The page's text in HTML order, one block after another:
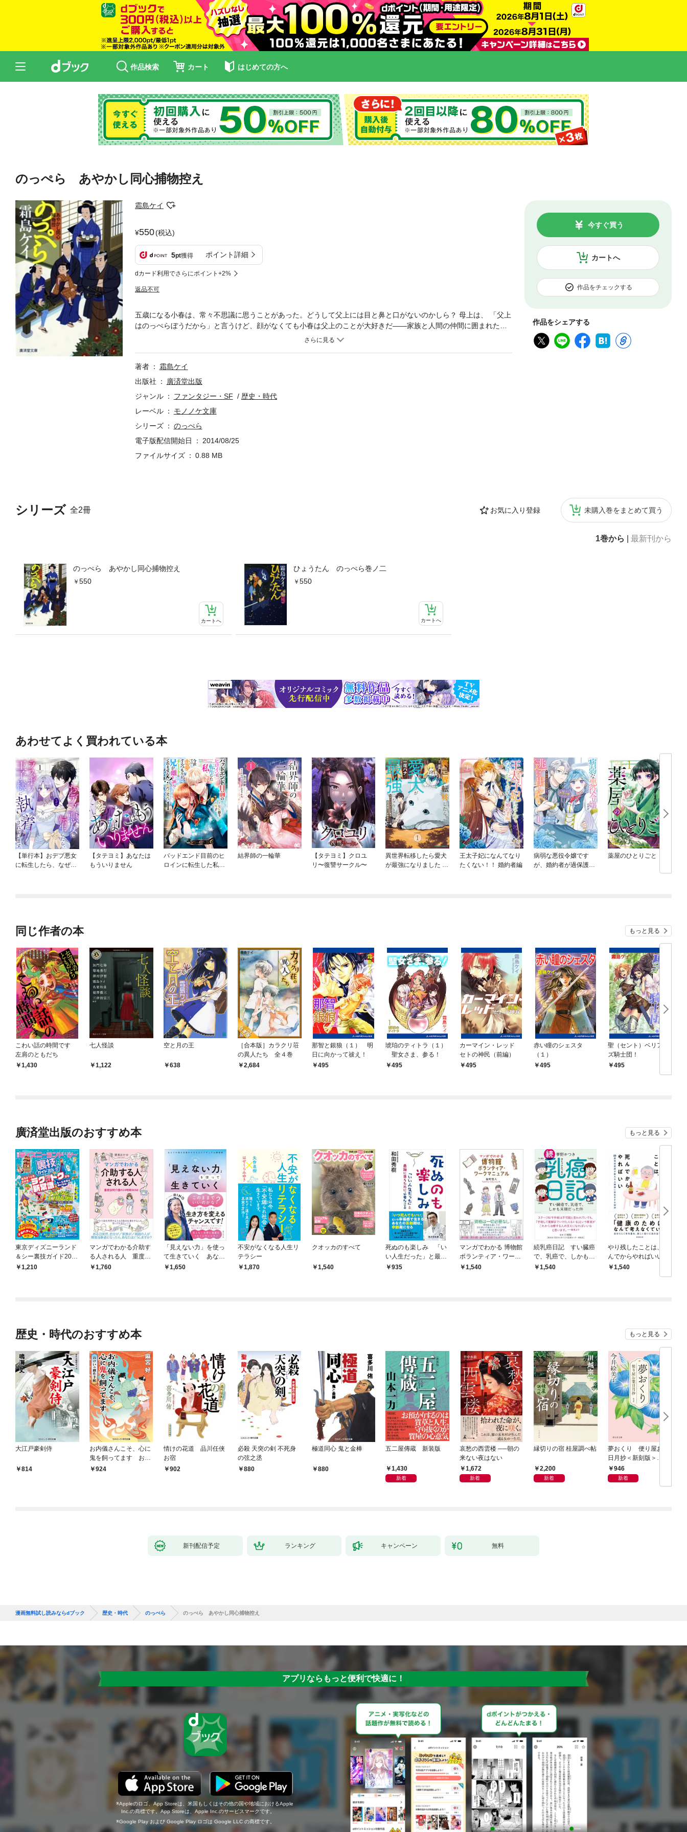
作品検索 カート はじめての方へ
のっぺら あやかし同心捕物控え
霜島ケイ
550(税込)
5pt獲得 ポイント詳細
dカード利用でさらにポイント+2%
返品不可
カートへ
今すぐ買う
作品をチェックする
作品をシェアする
シリーズ 全2冊 お気に入り登録 未購入巻をまとめて買う
1巻から 最新刊から
のっぺら あやかし同心捕物控え
550
カートへ
ひょうたん のっぺら巻ノ二
550
カートへ
五歳になる小春は、常々不思議に思うことがあった。どうして父上には目と鼻と口がないのかしら？ 母上は、 「父上
はのっぺらぼうだから」と言うけど、顔がなくても小春は父上のことが大好きだ——家族と人間の仲間に囲まれた心
優しいのっぺらぼう千太郎が、鋭い勘と特殊な能力で巷の事件を解決する、妖怪捕物帖！
著者
霜島ケイ
出版社
廣済堂出版
ジャンル
ファンタジー・SF
歴史・時代
レーベル
モノノケ文庫
シリーズ
のっぺら
電子版配信開始日
2014/08/25
ファイルサイズ
0.88 MB
あわせてよく買われている本
【単行本】おデブ悪女
に転生したら、なぜか
【タテヨミ】あなたは
もういりません
バッドエンド目前のヒ
ロインに転生した私、
結界師の一輪華
【タテヨミ】クロユ
リ〜復讐サークル〜
異世界転移したら愛犬
が最強になりました ～
王太子妃になんてなり
たくない！！ 婚約者編
病弱な悪役令嬢です
が、婚約者が過保護す
薬屋のひとりごと
同じ作者の本 もっと見る
こわい話の時間です
左肩のともだち
1,430
七人怪談
1,122
空と月の王
638
［合本版］カラクリ荘
の異人たち 全４巻
2,684
那智と銀狼（１） 明
日に向かって祓え！
495
琥珀のティトラ（１）
聖女さま、参る！
495
カーマイン・レッド
セトの神民（前編）
495
赤い瞳のシェスタ
（１）
495
聖（セント）ベリアー
ズ騎士団！
495
廣済堂出版のおすすめ本 もっと見る
東京ディズニーランド
＆シー裏技ガイド2026
-271,210
マンガでわかる介助す
る人される人 重度訪
問介護の24時間365日
1,760
「見えない力」を使っ
て生きていく あなた
の魂を目覚めさせるス
1,650
不安がなくなる人生リ
テラシー
1,870
クオッカのすべて
1,540
死ぬのも楽しみ 「い
い人生だった」と最期
に思うために必要なこ
935
マンガでわかる 博物館
ボランティア・ワーク
マニュアル
1,540
続乳癌日記 すい臓癌
で、乳癌で、しかも末
期だった件
1,540
やり残したことは、死
んでからやればいい
1,540
歴史・時代のおすすめ本 もっと見る
大江戸豪剣侍
814
お内儀さんこそ、心に
鬼を飼ってます おけ
いの戯作手帖
924
情けの花道 品川任侠
お宿
902
必殺 天突の剣 不死身
の弦之丞
880
極道同心 鬼と金棒
880
五二屋傳蔵 新装版
1,430
新着
哀愁の西雲楼 ──朝の
来ない夜はない
1,672
新着
縁切りの宿 桂屋調べ帖
2,200
新着
夢おくり 便り屋お葉
日月抄＜新刻版＞
［1］
946
新着
新刊配信予定 ランキング キャンペーン 無料
漫画無料試し読みならdブック 歴史・時代 のっぺら のっぺら あやかし同心捕物控え
アプリならもっと便利で快適に！
Appleのロゴ、App Storeは、米国もしくはその他の国や地域におけるApple
Inc.の商標です。App Storeは、Apple Inc.のサービスマークです。
Google Play および Google Play ロゴは Google LLC の商標です。